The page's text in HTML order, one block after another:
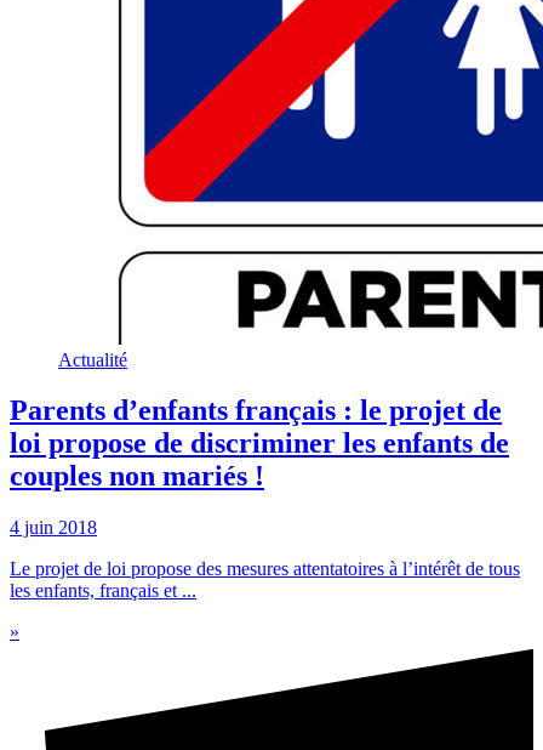
Actualité
Parents d’enfants français : le projet de
loi propose de discriminer les enfants de
couples non mariés !
4 juin 2018
Le projet de loi propose des mesures attentatoires à l’intérêt de tous
les enfants, français et ...
»